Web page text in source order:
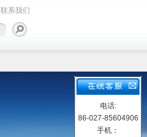
联系我们
电话:
86-027-85604906
手机：